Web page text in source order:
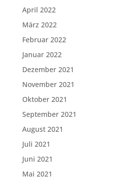
April 2022
März 2022
Februar 2022
Januar 2022
Dezember 2021
November 2021
Oktober 2021
September 2021
August 2021
Juli 2021
Juni 2021
Mai 2021